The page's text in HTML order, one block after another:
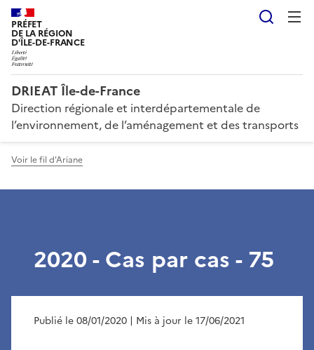
PRÉFET
DE LA RÉGION
D'ÎLE-DE-FRANCE
DRIEAT Île-de-France
Direction régionale et interdépartementale de
l’environnement, de l’aménagement et des transports
Voir le fil d'Ariane
2020 - Cas par cas - 75
Publié le 08/01/2020 | Mis à jour le 17/06/2021